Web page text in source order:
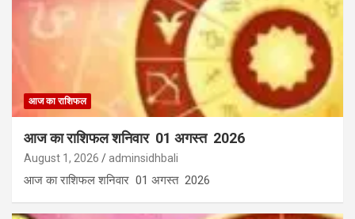
आज का राशिफल
आज का राशिफल शनिवार 01 अगस्त 2026
August 1, 2026 adminsidhbali
आज का राशिफल शनिवार 01 अगस्त 2026